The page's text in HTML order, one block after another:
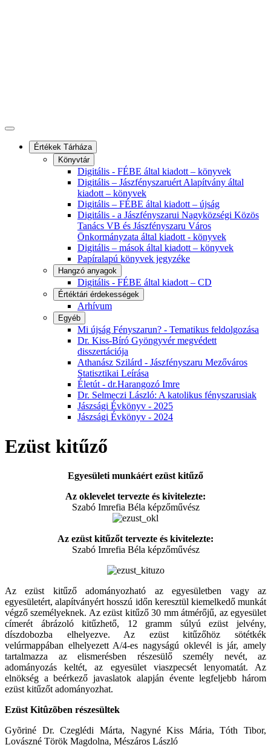
Értékek Tárháza
Könyvtár
Digitális - FÉBE által kiadott – könyvek
Digitális – Jászfényszaruért Alapítvány által
kiadott – könyvek
Digitális – FÉBE által kiadott – újság
Digitális - a Jászfényszarui Nagyközségi Közös
Tanács VB és Jászfényszaru Város
Önkormányzata által kiadott - könyvek
Digitális – mások által kiadott – könyvek
Papíralapú könyvek jegyzéke
Hangzó anyagok
Digitális - FÉBE által kiadott – CD
Értéktári érdekességek
Arhívum
Egyéb
Mi újság Fényszarun? - Tematikus feldolgozása
Dr. Kiss-Bíró Gyöngyvér megvédett
disszertációja
Athanász Szilárd - Jászfényszaru Mezőváros
Statisztikai Leírása
Életút - dr.Harangozó Imre
Dr. Selmeczi László: A katolikus fényszarusiak
Jászsági Évkönyv - 2025
Jászsági Évkönyv - 2024
Ezüst kitűző
Egyesületi munkáért ezüst kitűző
Az oklevelet tervezte és kivitelezte:
Szabó Imrefia Béla képzőművész
Az ezüst kitűzőt tervezte és kivitelezte:
Szabó Imrefia Béla képzőművész
Az ezüst kitűző adományozható az egyesületben vagy az
egyesületért, alapítványért hosszú időn keresztül kiemelkedő munkát
végző személyeknek. Az ezüst kitűző 30 mm átmérőjű, az egyesület
címerét ábrázoló kitűzhető, 12 gramm súlyú ezüst jelvény,
díszdobozba elhelyezve. Az ezüst kitűzőhöz sötétkék
velúrmappában elhelyezett A/4-es nagyságú oklevél is jár, amely
tartalmazza az elismerésben részesülő személy nevét, az
adományozás keltét, az egyesület viaszpecsét lenyomatát. Az
elnökség a beérkező javaslatok alapján évente legfeljebb három
ezüst kitűzőt adományozhat.
Ezüst Kitûzõben részesültek
Gyõriné Dr. Czeglédi Márta, Nagyné Kiss Mária, Tóth Tibor,
Lovászné Török Magdolna, Mészáros László